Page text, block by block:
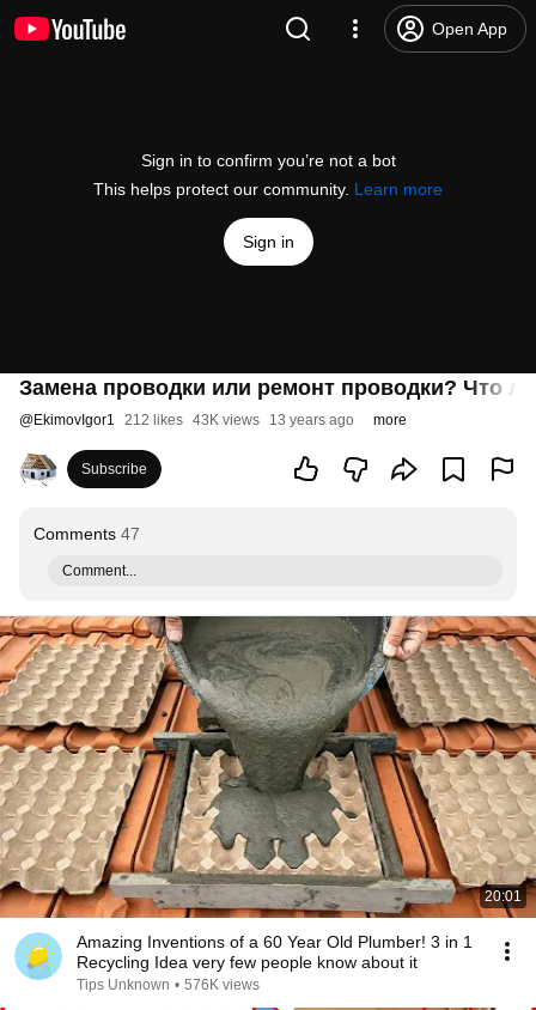
Open App
Sign in to confirm you’re not a bot
This helps protect our community. Learn more
Sign in
Замена проводки или ремонт проводки? Что
@EkimovIgor1 212 likes 43K views 13 years ago more
Subscribe
Comments 47
Comment...
20:01
Amazing Inventions of a 60 Year Old Plumber! 3 in 1
Recycling Idea very few people know about it
Tips Unknown • 576K views